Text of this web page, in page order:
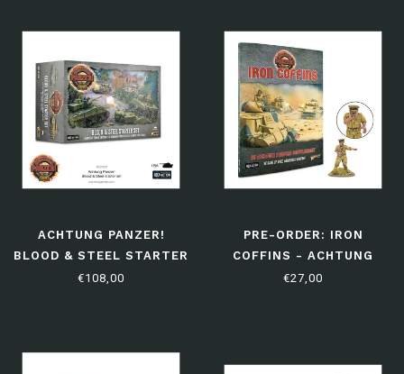
ACHTUNG PANZER!
BLOOD & STEEL STARTER
SET
€108,00
PRE-ORDER: IRON
COFFINS - ACHTUNG
PANZER!
€27,00